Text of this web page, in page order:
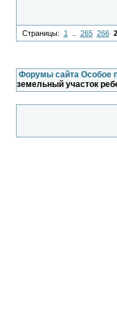
Страницы: 1 265 266
Форумы сайта Особое
земельный участок